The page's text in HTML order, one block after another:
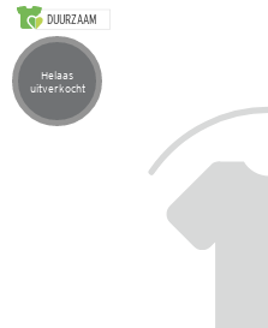
DUURZAAM
Artikel helaas uitverkocht
Helaas
uitverkocht